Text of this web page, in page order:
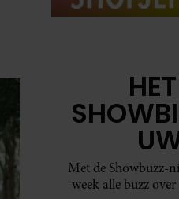
Met de Showbuzz-
week alle buzz